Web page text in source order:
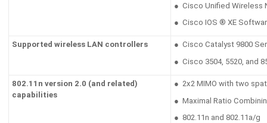
● Cisco Unified Wireless
● Cisco IOS ® XE
Supported wireless LAN controllers
● Cisco Catalyst 9800
● Cisco 3504, 5520, and
802.11n version 2.0 (and related)
capabilities
● 2x2 MIMO with two
● Maximal Ratio
● 802.11n and 802.11a/g